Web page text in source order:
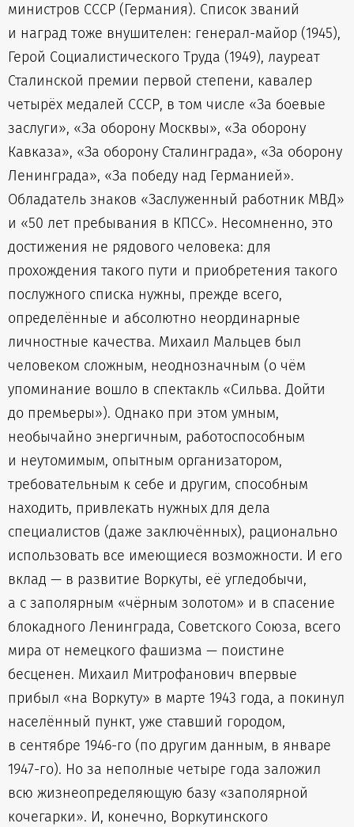
министров СССР (Германия). Список званий
и наград тоже внушителен: генерал-майор (1945),
Герой Социалистического Труда (1949), лауреат
Сталинской премии первой степени, кавалер
четырёх медалей СССР, в том числе «За боевые
заслуги», «За оборону Москвы», «За оборону
Кавказа», «За оборону Сталинграда», «За оборону
Ленинграда», «За победу над Германией».
Обладатель знаков «Заслуженный работник МВД»
и «50 лет пребывания в КПСС». Несомненно, это
достижения не рядового человека: для
прохождения такого пути и приобретения такого
послужного списка нужны, прежде всего,
определённые и абсолютно неординарные
личностные качества. Михаил Мальцев был
человеком сложным, неоднозначным (о чём
упоминание вошло в спектакль «Сильва. Дойти
до премьеры»). Однако при этом умным,
необычайно энергичным, работоспособным
и неутомимым, опытным организатором,
требовательным к себе и другим, способным
находить, привлекать нужных для дела
специалистов (даже заключённых), рационально
использовать все имеющиеся возможности. И его
вклад — в развитие Воркуты, её угледобычи,
а с заполярным «чёрным золотом» и в спасение
блокадного Ленинграда, Советского Союза, всего
мира от немецкого фашизма — поистине
бесценен. Михаил Митрофанович впервые
прибыл «на Воркуту» в марте 1943 года, а покинул
населённый пункт, уже ставший городом,
в сентябре 1946-го (по другим данным, в январе
1947-го). Но за неполные четыре года заложил
всю жизнеопределяющую базу «заполярной
кочегарки». И, конечно, Воркутинского